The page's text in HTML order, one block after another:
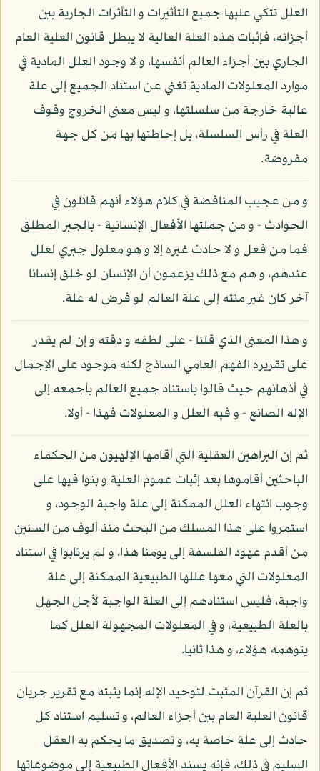
العلل تتكي عليها جميع التأثيرات و التأثرات الجارية بين
أجزائه، فإثبات هذه العلة العالية لا يبطل قانون العلية العام
الجاري بين أجزاء العالم أنفسها، و لا وجود العلل المادية في
موارد المعلولات المادية تغني عن استناد الجميع إلى علة
عالية خارجة من سلسلتها، و ليس معنى الخروج وقوف
العلة في رأس السلسلة، بل إحاطتها بها من كل جهة
مفروضة.
و من عجيب المناقضة في كلام هؤلاء أنهم قائلون في
الحوادث - و من جملتها الأفعال الإنسانية - بالجبر المطلق
فما من فعل و لا حادث غيره إلا و هو معلول جبري لعلل
عندهم، و هم مع ذلك يزعمون أن الإنسان لو خلق إنسانا
آخر كان غير منته إلى علة العالم لو فرض له علة.
و هذا المعنى الذي قلنا - على لطفه و دقته و إن لم يقدر
على تقريره الفهم العامي الساذج لكنه موجود على الإجمال
في أذهانهم حيث قالوا باستناد جميع العالم بأجمعه إلى
الإله الصانع - و فيه العلل و المعلولات فهذا - أولا.
ثم إن البراهين العقلية التي أقامها الإلهيون من الحكماء
الباحثين أقاموها بعد إثبات عموم العلية و بنوا فيها على
وجوب انتهاء العلل الممكنة إلى علة واجبة الوجود، و
استمروا على هذا المسلك من البحث منذ ألوف من السنين
من أقدم عهود الفلسفة إلى يومنا هذا، و لم يرتابوا في استناد
المعلولات التي معها عللها الطبيعية الممكنة إلى علة
واجبة، فليس استنادهم إلى العلة الواجبة لأجل الجهل
بالعلة الطبيعية، و في المعلولات المجهولة العلل كما
يتوهمه هؤلاء، و هذا ثانيا.
ثم إن القرآن المثبت لتوحيد الإله إنما يثبته مع تقرير جريان
قانون العلية العام بين أجزاء العالم، و تسليم استناد كل
حادث إلى علة خاصة به، و تصديق ما يحكم به العقل
السليم في ذلك، فإنه يسند الأفعال الطبيعية إلى موضوعاتها